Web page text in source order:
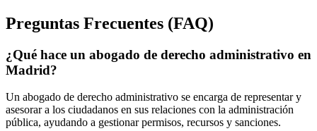
Preguntas Frecuentes (FAQ)
¿Qué hace un abogado de derecho administrativo en
Madrid?
Un abogado de derecho administrativo se encarga de representar y
asesorar a los ciudadanos en sus relaciones con la administración
pública, ayudando a gestionar permisos, recursos y sanciones.